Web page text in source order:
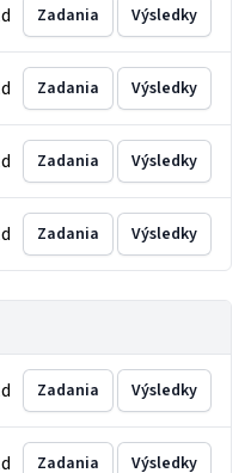
Zadania Výsledky
Zadania Výsledky
Zadania Výsledky
Zadania Výsledky
Zadania Výsledky
Zadania Výsledky